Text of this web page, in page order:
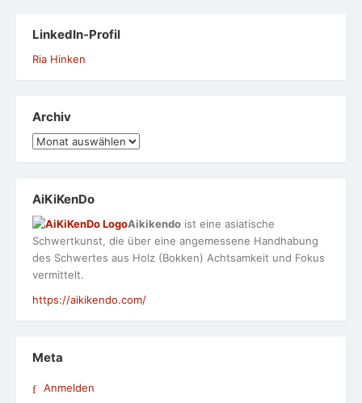
LinkedIn-Profil
Ria Hinken
Archiv
Archiv
AiKiKenDo
Aikikendo ist eine asiatische
Schwertkunst, die über eine angemessene Handhabung
des Schwertes aus Holz (Bokken) Achtsamkeit und Fokus
vermittelt.
https://aikikendo.com/
Meta
Anmelden